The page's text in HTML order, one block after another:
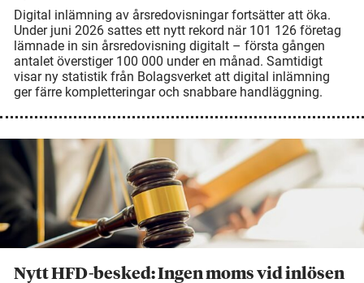
Digital inlämning av årsredovisningar fortsätter att öka.
Under juni 2026 sattes ett nytt rekord när 101 126 företag
lämnade in sin årsredovisning digitalt – första gången
antalet överstiger 100 000 under en månad. Samtidigt
visar ny statistik från Bolagsverket att digital inlämning
ger färre kompletteringar och snabbare handläggning.
Nytt HFD-besked: Ingen moms vid inlösen